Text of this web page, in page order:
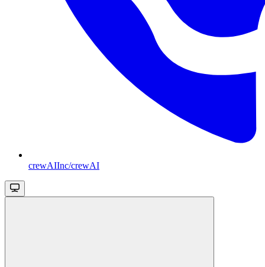
crewAIInc/crewAI